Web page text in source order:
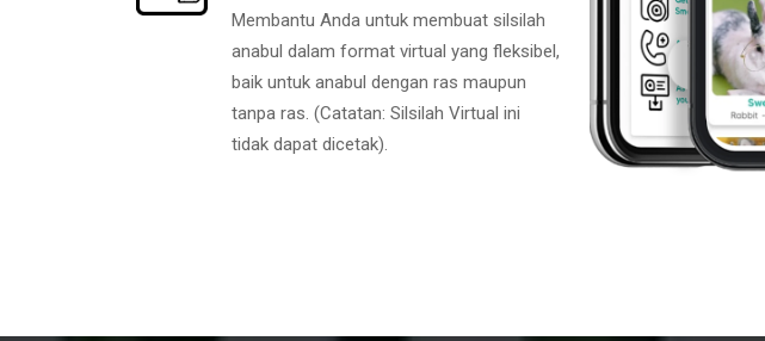
Membantu Anda untuk membuat silsilah
anabul dalam format virtual yang fleksibel,
baik untuk anabul dengan ras maupun
tanpa ras. (Catatan: Silsilah Virtual ini
tidak dapat dicetak).